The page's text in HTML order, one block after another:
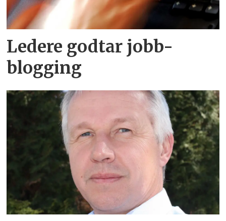
Ledere godtar jobb-
blogging